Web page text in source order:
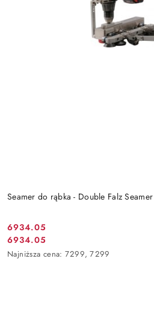
Seamer do rąbka - Double Falz
Cena
promocyjna:
6934.05
Cena
promocyjna:
6934.05
Najniższa
Najniższa cena: 7299, 7299